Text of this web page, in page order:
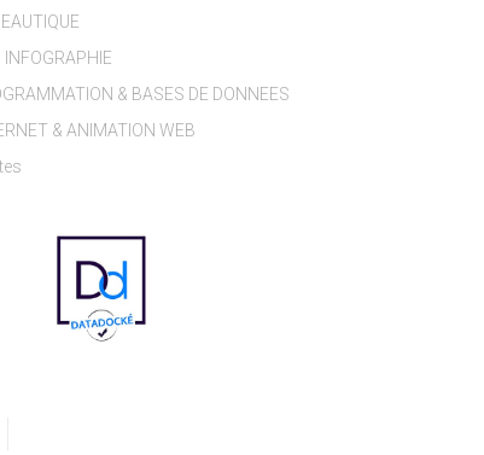
INFOGRAPHIE
& BASES DE DONNEES
& ANIMATION WEB